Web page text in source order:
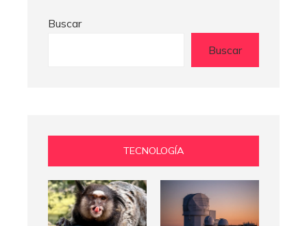
Buscar
Buscar
TECNOLOGÍA